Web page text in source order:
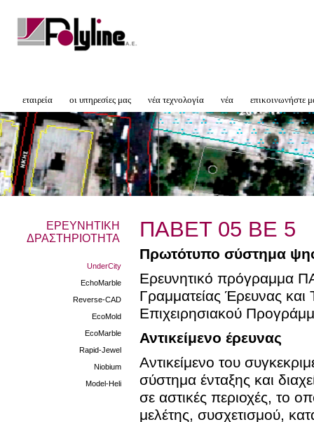
εταιρεία οι υπηρεσίες μας νέα τεχνολογία νέα επικοινωνήστε
ΕΡΕΥΝΗΤΙΚΗ
ΔΡΑΣΤΗΡΙΟΤΗΤΑ
UnderCity
EchoMarble
Reverse-CAD
EcoMold
EcoMarble
Rapid-Jewel
Niobium
Model-Heli
ΠΑΒΕT 05 ΒΕ 5
Πρωτότυπο σύστημα
Ερευνητικό πρόγραμμα
Γραμματείας Έρευνας και
Επιχειρησιακού
Αντικείμενο έρευνας
Αντικείμενο του
σύστημα ένταξης και
σε αστικές περιοχές, το
μελέτης, συσχετισμού,